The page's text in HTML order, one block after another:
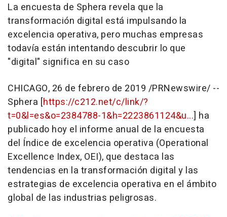
La encuesta de Sphera revela que la
transformación digital está impulsando la
excelencia operativa, pero muchas empresas
todavía están intentando descubrir lo que
"digital" significa en su caso
CHICAGO, 26 de febrero de 2019 /PRNewswire/ --
Sphera [https://c212.net/c/link/?
t=0&l=es&o=2384788-1&h=2223861124&u...] ha
publicado hoy el informe anual de la encuesta
del Índice de excelencia operativa (Operational
Excellence Index, OEI), que destaca las
tendencias en la transformación digital y las
estrategias de excelencia operativa en el ámbito
global de las industrias peligrosas.